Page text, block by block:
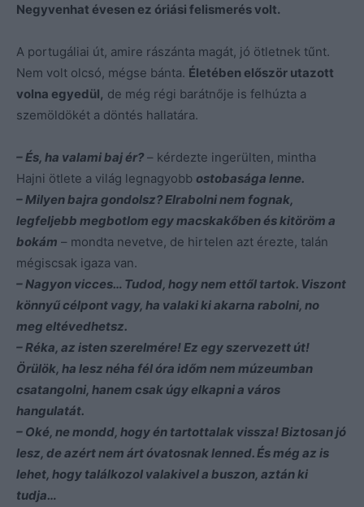
Negyvenhat évesen ez óriási felismerés volt.
A portugáliai út, amire rászánta magát, jó ötletnek tűnt.
Nem volt olcsó, mégse bánta. Életében először utazott
volna egyedül, de még régi barátnője is felhúzta a
szemöldökét a döntés hallatára.
– És, ha valami baj ér? – kérdezte ingerülten, mintha
Hajni ötlete a világ legnagyobb ostobasága lenne.
– Milyen bajra gondolsz? Elrabolni nem fognak,
legfeljebb megbotlom egy macskakőben és kitöröm a
bokám – mondta nevetve, de hirtelen azt érezte, talán
mégiscsak igaza van.
– Nagyon vicces… Tudod, hogy nem ettől tartok. Viszont
könnyű célpont vagy, ha valaki ki akarna rabolni, no
meg eltévedhetsz.
– Réka, az isten szerelmére! Ez egy szervezett út!
Örülök, ha lesz néha fél óra időm nem múzeumban
csatangolni, hanem csak úgy elkapni a város
hangulatát.
– Oké, ne mondd, hogy én tartottalak vissza! Biztosan jó
lesz, de azért nem árt óvatosnak lenned. És még az is
lehet, hogy találkozol valakivel a buszon, aztán ki
tudja…